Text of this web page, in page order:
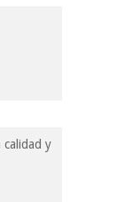
calidad y